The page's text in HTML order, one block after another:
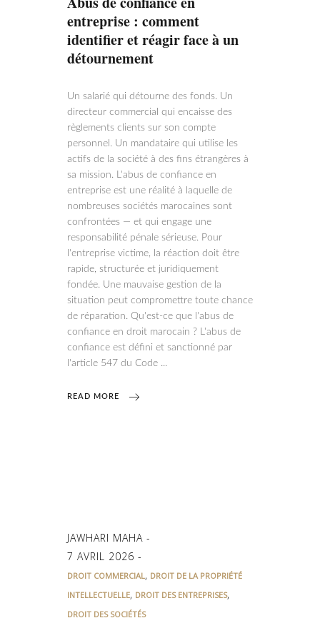
entreprise : comment
identifier et réagir face à un
détournement
Un salarié qui détourne des fonds. Un
directeur commercial qui encaisse des
règlements clients sur son compte
personnel. Un mandataire qui utilise les
actifs de la société à des fins étrangères à
sa mission. L'abus de confiance en
entreprise est une réalité à laquelle de
nombreuses sociétés marocaines sont
confrontées — et qui engage une
responsabilité pénale sérieuse. Pour
l'entreprise victime, la réaction doit être
rapide, structurée et juridiquement
fondée. Une mauvaise gestion de la
situation peut compromettre toute chance
de réparation. Qu'est-ce que l'abus de
confiance en droit marocain ? L'abus de
confiance est défini et sanctionné par
l'article 547 du Code
READ MORE
JAWHARI MAHA
7 AVRIL 2026
DROIT COMMERCIAL, DROIT DE LA PROPRIÉTÉ
INTELLECTUELLE, DROIT DES ENTREPRISES,
DROIT DES SOCIÉTÉS